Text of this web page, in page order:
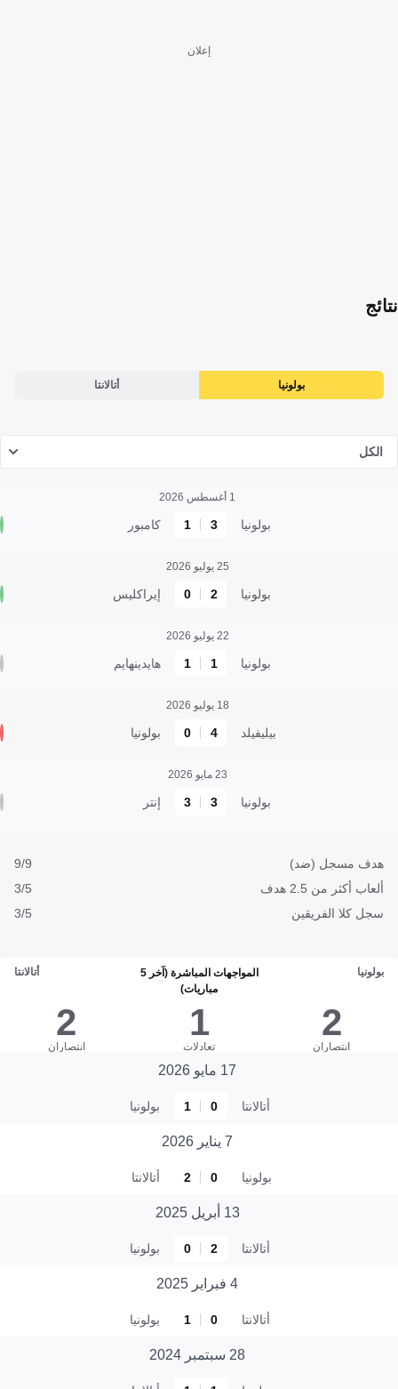
إعلان
نتائج
بولونيا أتالانتا
الكل
1 أغسطس 2026
بولونيا 3
1 كامبور
25 يوليو 2026
بولونيا 2
0 إيراكليس
22 يوليو 2026
بولونيا 1
1 هايدينهايم
18 يوليو 2026
بيليفيلد 4
0 بولونيا
23 مايو 2026
بولونيا 3
3 إنتر
هدف مسجل (ضد)
9/9
ألعاب أكثر من 2.5 هدف
3/5
سجل كلا الفريقين
3/5
بولونيا
المواجهات المباشرة (آخر 5
مباريات)
أتالانتا
2
انتصاران
1
تعادلات
2
انتصاران
17 مايو 2026
أتالانتا 0
1 بولونيا
7 يناير 2026
بولونيا 0
2 أتالانتا
13 أبريل 2025
أتالانتا 2
0 بولونيا
4 فبراير 2025
أتالانتا 0
1 بولونيا
28 سبتمبر 2024